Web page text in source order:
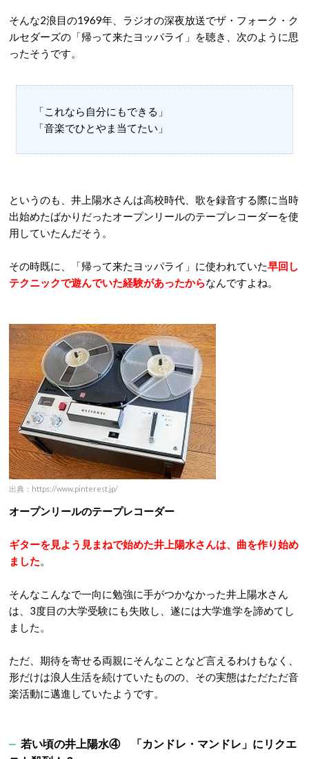
そんな2浪目の1969年、ラジオの深夜放送でザ・フォーク・ク
ルセダーズの「帰って来たヨッパライ」を聴き、次のように思
ったそうです。
「これなら自分にもできる」
「音楽でひとやま当てたい」
というのも、井上陽水さんは高校時代、歌を録音する際に当時
出始めたばかりだったオープンリールのテープレコーダーを使
用していたんだそう。
その時既に、「帰って来たヨッパライ」に使われていた早回し
テクニックで遊んでいた経験があったからなんですよね。
出典：https://www.pinterest.jp/
オープンリールのテープレコーダー
ギターを見よう見まねで始めた井上陽水さんは、曲を作り始め
ました
そんなこんなで一向に勉強に手がつかなかった井上陽水さん
は、3度目の大学受験にも失敗し、遂には大学進学を諦めてし
ました。
ただ、期待を寄せる両親にそんなことなど言えるわけもなく、
形だけは浪人生活を続けていたものの、その実態はただただ音
楽活動に邁進していたようです。
若い頃の井上陽水④ 「カンドレ・マンドレ」にリクエ